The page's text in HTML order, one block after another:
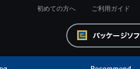
初めての方へ ご利用ガイド